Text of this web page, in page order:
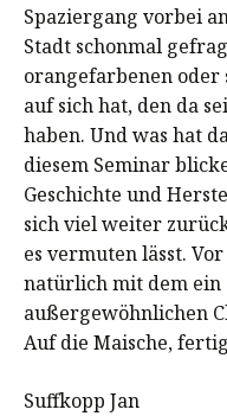
Spaziergang vorbei
Stadt schonmal
orangefarbenen
auf sich hat, den da
haben. Und was hat
diesem Seminar
Geschichte und
sich viel weiter
es vermuten lässt.
natürlich mit dem ein
außergewöhnlichen
Auf die Maische,
Suffkopp Jan